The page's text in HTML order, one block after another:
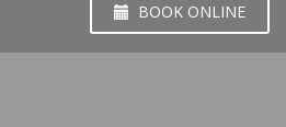
BOOK ONLINE